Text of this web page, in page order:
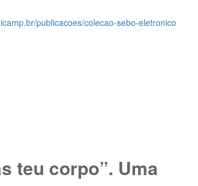
publicacoes/colecao-sebo-eletronico
teu corpo”. Uma